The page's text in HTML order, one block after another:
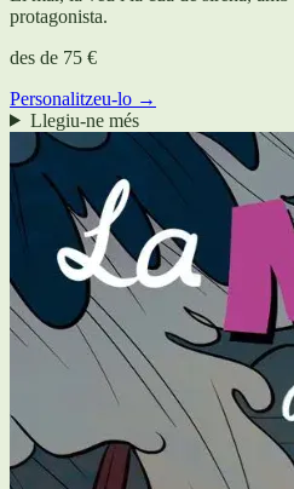
protagonista.
des de 75 €
Personalitzeu-lo →
Llegiu-ne més